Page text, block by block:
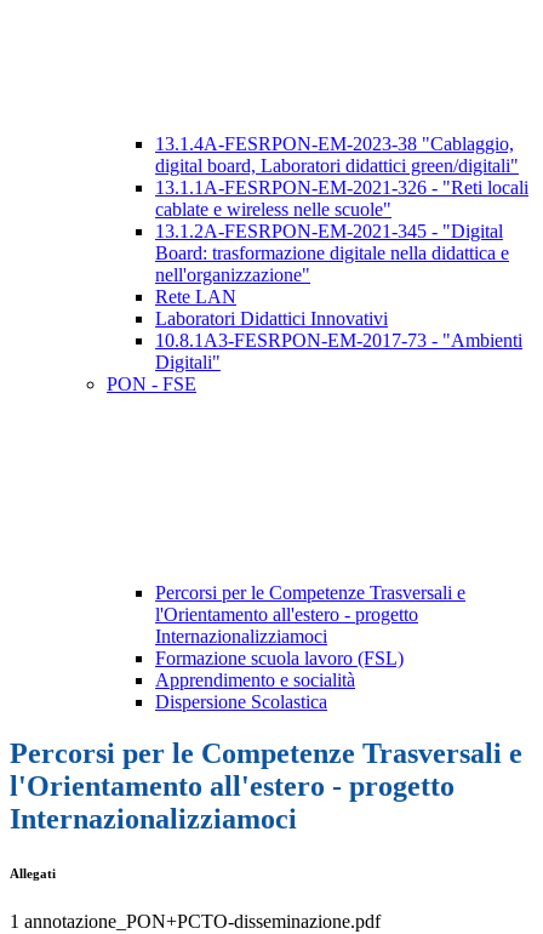
13.1.4A-FESRPON-EM-2023-38 "Cablaggio,
digital board, Laboratori didattici green/digitali"
13.1.1A-FESRPON-EM-2021-326 - "Reti locali
cablate e wireless nelle scuole"
13.1.2A-FESRPON-EM-2021-345 - "Digital
Board: trasformazione digitale nella didattica e
nell'organizzazione"
Rete LAN
Laboratori Didattici Innovativi
10.8.1A3-FESRPON-EM-2017-73 - "Ambienti
Digitali"
PON - FSE
Percorsi per le Competenze Trasversali e
l'Orientamento all'estero - progetto
Internazionalizziamoci
Formazione scuola lavoro (FSL)
Apprendimento e socialità
Dispersione Scolastica
Percorsi per le Competenze Trasversali e
l'Orientamento all'estero - progetto
Internazionalizziamoci
Allegati
1 annotazione_PON+PCTO-disseminazione.pdf